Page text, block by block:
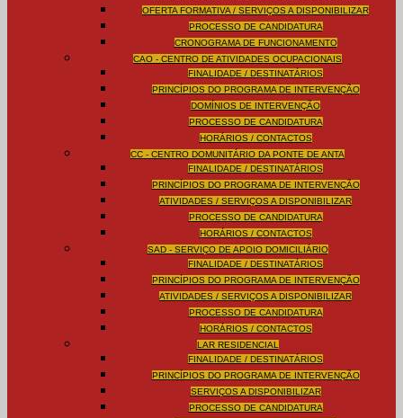
OFERTA FORMATIVA / SERVIÇOS A DISPONIBILIZAR
PROCESSO DE CANDIDATURA
CRONOGRAMA DE FUNCIONAMENTO
CAO - CENTRO DE ATIVIDADES OCUPACIONAIS
FINALIDADE / DESTINATÁRIOS
PRINCÍPIOS DO PROGRAMA DE INTERVENÇÃO
DOMÍNIOS DE INTERVENÇÃO
PROCESSO DE CANDIDATURA
HORÁRIOS / CONTACTOS
CC - CENTRO DOMUNITÁRIO DA PONTE DE ANTA
FINALIDADE / DESTINATÁRIOS
PRINCÍPIOS DO PROGRAMA DE INTERVENÇÃO
ATIVIDADES / SERVIÇOS A DISPONIBILIZAR
PROCESSO DE CANDIDATURA
HORÁRIOS / CONTACTOS
SAD - SERVIÇO DE APOIO DOMICILIÁRIO
FINALIDADE / DESTINATÁRIOS
PRINCÍPIOS DO PROGRAMA DE INTERVENÇÃO
ATIVIDADES / SERVIÇOS A DISPONIBILIZAR
PROCESSO DE CANDIDATURA
HORÁRIOS / CONTACTOS
LAR RESIDENCIAL
FINALIDADE / DESTINATÁRIOS
PRINCÍPIOS DO PROGRAMA DE INTERVENÇÃO
SERVIÇOS A DISPONIBILIZAR
PROCESSO DE CANDIDATURA